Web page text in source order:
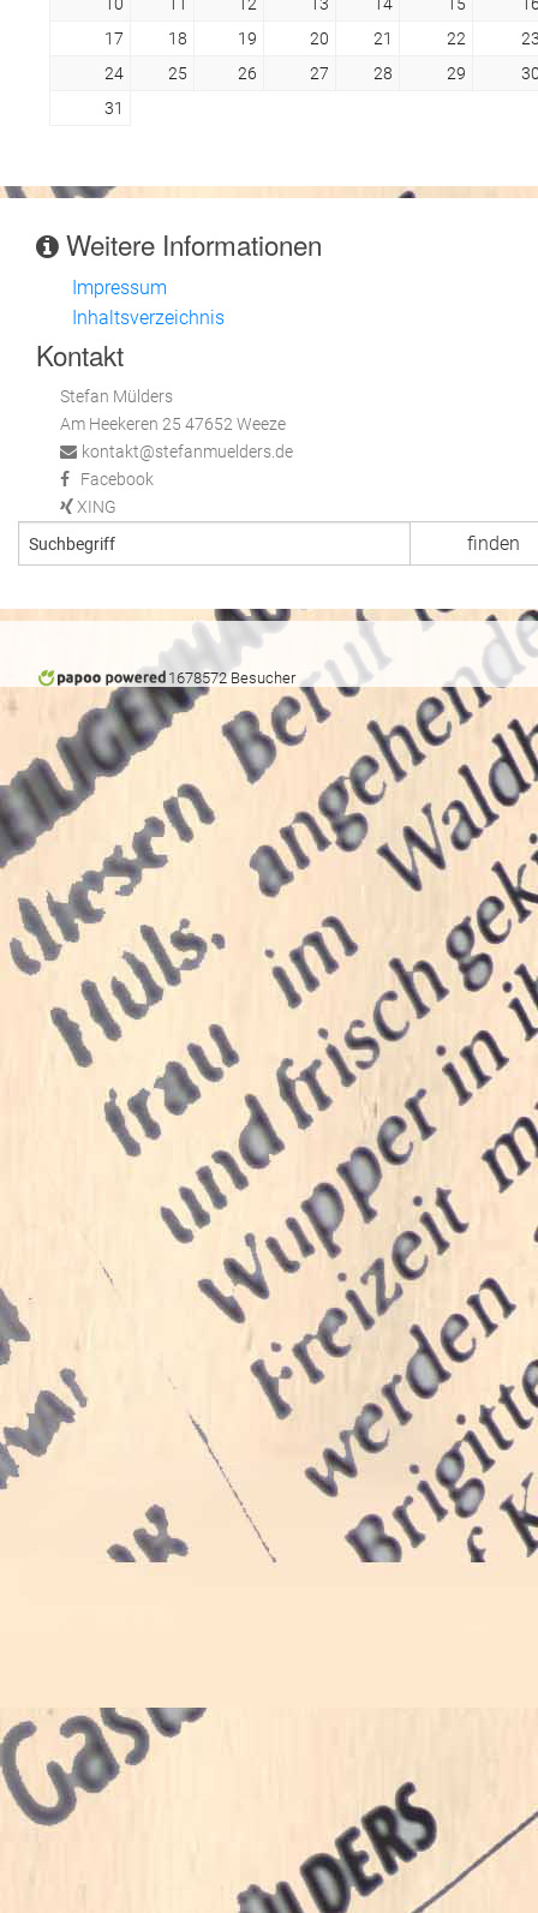
17
18 19 20 21 22
24
25 26 27 28 29
31
Weitere Informationen
Impressum
Inhaltsverzeichnis
Kontakt
Stefan Mülders
Am Heekeren 25 47652 Weeze
kontakt@stefanmuelders.de
Facebook
XING
1678572 Besucher